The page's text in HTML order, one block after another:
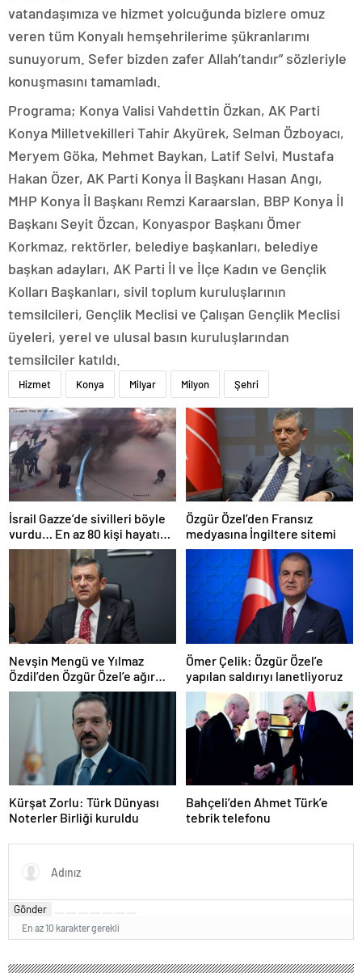
vatandaşımıza ve hizmet yolcuğunda bizlere omuz
veren tüm Konyalı hemşehrilerime şükranlarımı
sunuyorum. Sefer bizden zafer Allah’tandır” sözleriyle
konuşmasını tamamladı.
Programa; Konya Valisi Vahdettin Özkan, AK Parti
Konya Milletvekilleri Tahir Akyürek, Selman Özboyacı,
Meryem Göka, Mehmet Baykan, Latif Selvi, Mustafa
Hakan Özer, AK Parti Konya İl Başkanı Hasan Angı,
MHP Konya İl Başkanı Remzi Karaarslan, BBP Konya İl
Başkanı Seyit Özcan, Konyaspor Başkanı Ömer
Korkmaz, rektörler, belediye başkanları, belediye
başkan adayları, AK Parti İl ve İlçe Kadın ve Gençlik
Kolları Başkanları, sivil toplum kuruluşlarının
temsilcileri, Gençlik Meclisi ve Çalışan Gençlik Meclisi
üyeleri, yerel ve ulusal basın kuruluşlarından
temsilciler katıldı.
Hizmet Konya Milyar Milyon Şehri
İsrail Gazze’de sivilleri böyle
vurdu… En az 80 kişi hayatını
kaybetti
Özgür Özel’den Fransız
medyasına İngiltere sitemi
Nevşin Mengü ve Yılmaz
Özdil’den Özgür Özel’e ağır
eleştiriler
Ömer Çelik: Özgür Özel’e
yapılan saldırıyı lanetliyoruz
Kürşat Zorlu: Türk Dünyası
Noterler Birliği kuruldu
Bahçeli’den Ahmet Türk’e
tebrik telefonu
Gönder
En az 10 karakter gerekli